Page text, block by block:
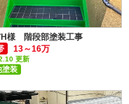
H様 階段部塗装工事
13～16万
更新
塗装